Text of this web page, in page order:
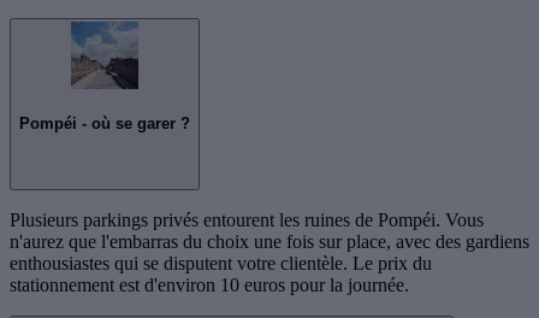
Pompéi - où se garer ?
Plusieurs parkings privés entourent les ruines de Pompéi. Vous
n'aurez que l'embarras du choix une fois sur place, avec des gardiens
enthousiastes qui se disputent votre clientèle. Le prix du
stationnement est d'environ 10 euros pour la journée.